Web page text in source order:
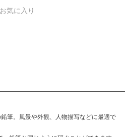
お気に入り
筆。風景や外観、人物描写などに最適で